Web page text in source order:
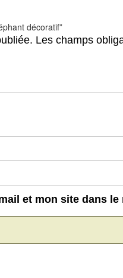
décoratif”
Les champs
et mon site dans